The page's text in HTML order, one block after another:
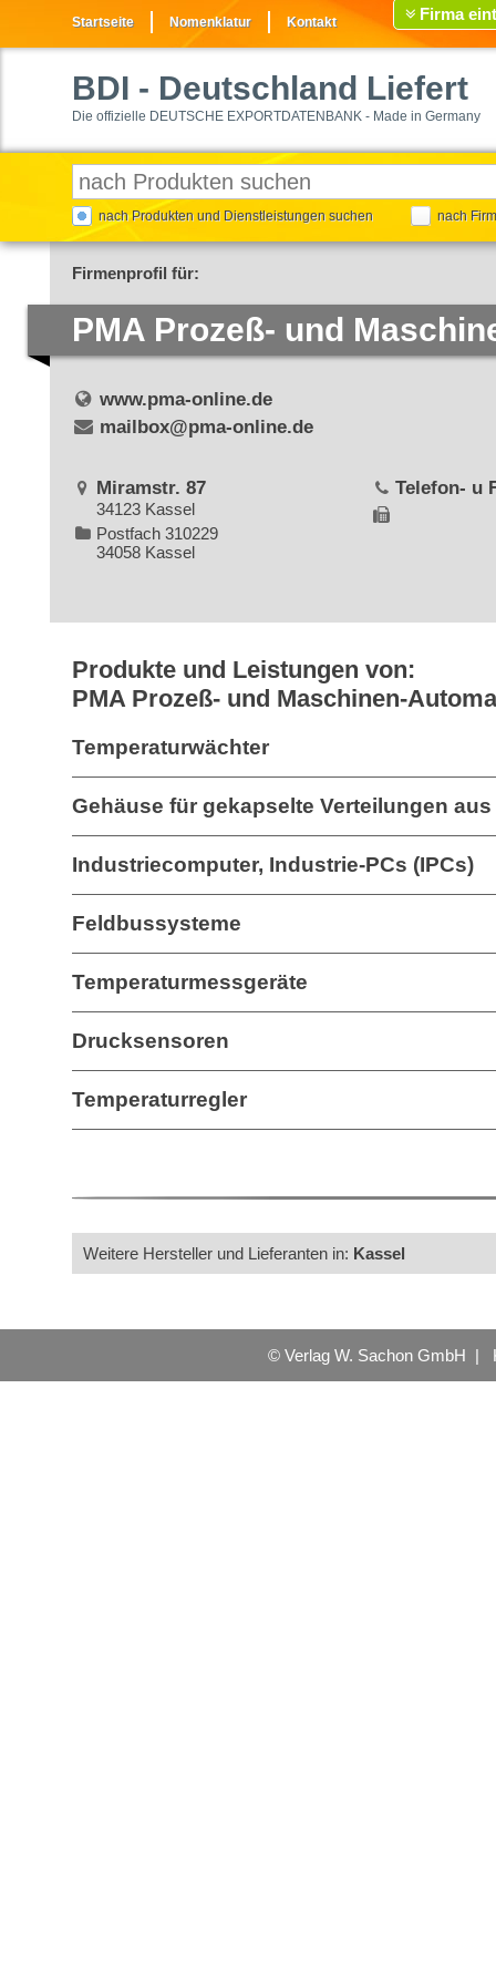
Startseite Nomenklatur Kontakt Firma
BDI - Deutschland Liefert
Die offizielle DEUTSCHE EXPORTDATENBANK - Made in Germany
nach Produkten und Dienstleistungen suchen nach
Firmenprofil für:
PMA Prozeß- und
www.pma-online.de
mailbox@pma-online.de
Miramstr. 87
34123 Kassel
Postfach 310229
34058 Kassel
Telefon- u
Produkte und Leistungen von:
PMA Prozeß- und Maschinen-
Temperaturwächter
Gehäuse für gekapselte Verteilungen
Industriecomputer, Industrie-PCs (IPCs)
Feldbussysteme
Temperaturmessgeräte
Drucksensoren
Temperaturregler
Weitere Hersteller und Lieferanten in: Kassel
© Verlag W. Sachon GmbH |